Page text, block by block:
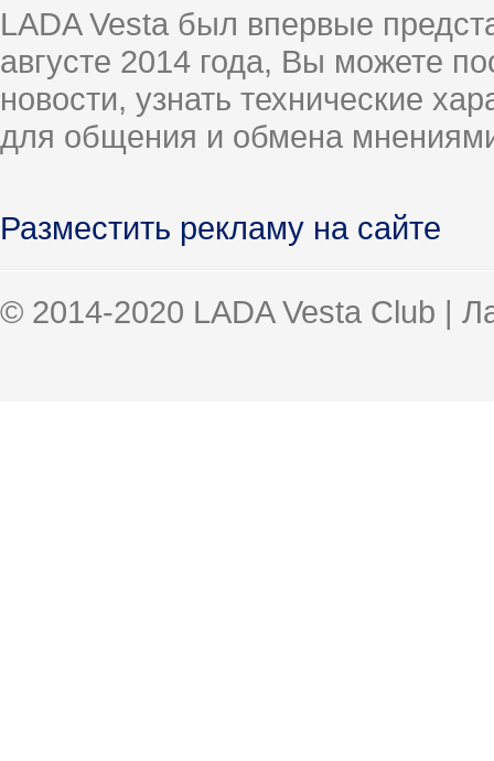
LADA Vesta был впервые
августе 2014 года, Вы можете
новости, узнать технические
для общения и обмена
Разместить рекламу на сайте
© 2014-2020 LADA Vesta Club |